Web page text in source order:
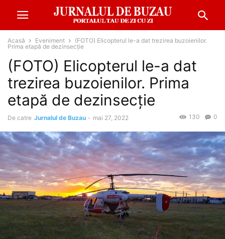
Acasă Eveniment
(FOTO) Elicopterul le-a dat trezirea buzoienilor.
Prima etapă de dezinsecție
(FOTO) Elicopterul le-a dat
trezirea buzoienilor. Prima
etapă de dezinsecție
De catre Jurnalul de Buzau - mai 27, 2022 0
130